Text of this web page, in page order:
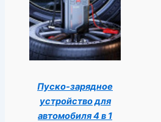
Пуско-зарядное
устройство для
автомобиля 4 в 1